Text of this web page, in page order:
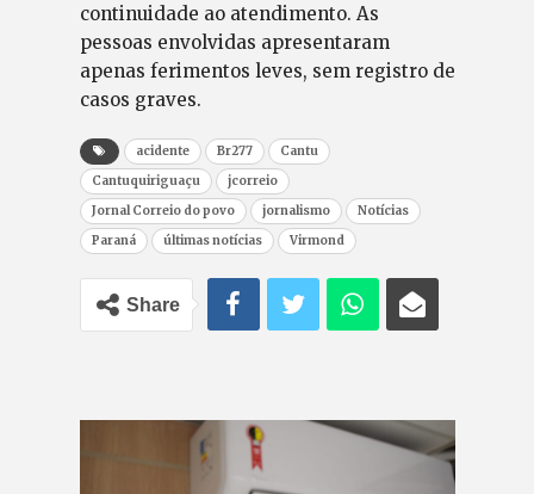
continuidade ao atendimento. As
pessoas envolvidas apresentaram
apenas ferimentos leves, sem registro de
casos graves.
acidente Br277
Cantu
Cantuquiriguaçu
jcorreio
Jornal Correio do povo
jornalismo
Notícias
Paraná
últimas notícias Virmond
Share